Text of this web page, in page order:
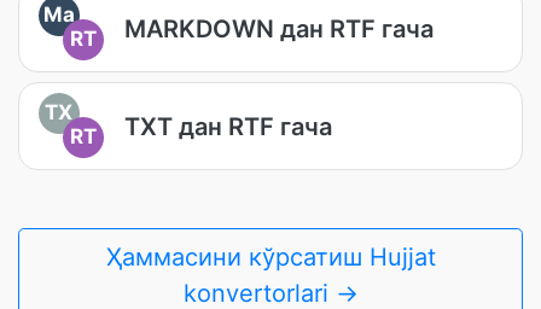
Ma
RT
MARKDOWN дан RTF гача
TX
RT
TXT дан RTF гача
Ҳаммасини кўрсатиш Hujjat
konvertorlari →